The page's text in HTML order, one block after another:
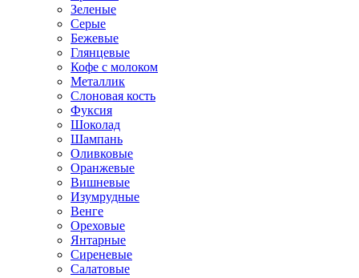
Зеленые
Серые
Бежевые
Глянцевые
Кофе с молоком
Металлик
Слоновая кость
Фуксия
Шоколад
Шампань
Оливковые
Оранжевые
Вишневые
Изумрудные
Венге
Ореховые
Янтарные
Сиреневые
Салатовые